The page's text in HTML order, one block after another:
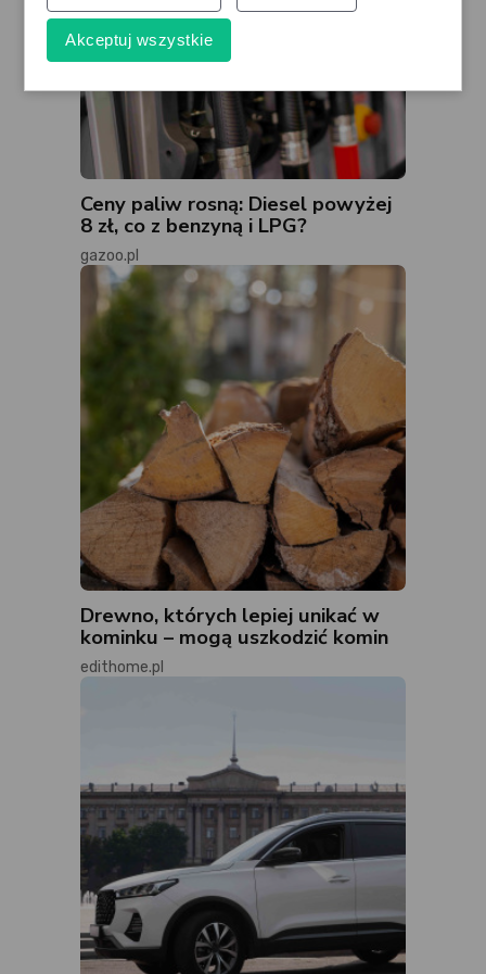
Ceny paliw rosną: Diesel powyżej
8 zł, co z benzyną i LPG?
gazoo.pl
Drewno, których lepiej unikać w
kominku – mogą uszkodzić komin
edithome.pl
Akceptuj wszystkie